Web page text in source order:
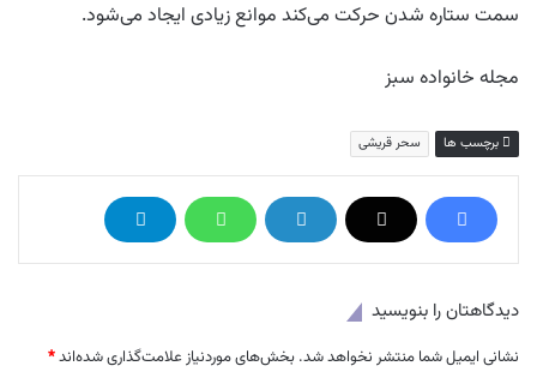
سمت ستاره شدن حرکت می‌کند موانع زیادی ایجاد می‌شود.
مجله خانواده سبز
برچسب ها سحر قریشی
دیدگاهتان را بنویسید
نشانی ایمیل شما منتشر نخواهد شد. بخش‌های موردنیاز علامت‌گذاری شده‌اند*